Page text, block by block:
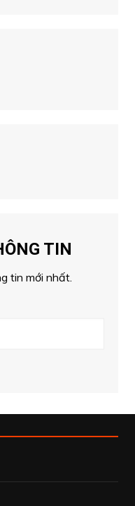
TIN
tin mới nhất.